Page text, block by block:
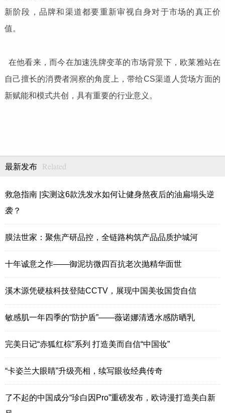
新阶段，品牌和渠道都要重新审视自身对于市场的真正价
值。
在他看来，而今在加速洗牌变革的市场背景下，欧莱雅站在
自己擅长的消费者洞察的角度上，带给CS渠道人货场方面的
新赋能和模式共创，具有重要的行业意义。
最新发布 Related
救急指南 |实测这6款洗发水如何让健身熬夜后的油扁塌头逆
袭？
膜法世家：聚焦产研品控，全链路构筑产品品质护城河
十年诚意之作——御泥坊微四百抗老次抛精华面世
溪木源凭硬核科技登陆CCTV，展现中国美妆国货自信
敏感肌一年四季的“防护盾”——薇诺娜清透水感防晒乳
完美日记“赤狐红棕”系列 打造美而自信“中国妆”
“卡姿兰大眼睛”升级亮相，续写眼妆经典传奇
了不起的中国成分“珍白因Pro”重磅发布，欧诗漫打造美白新